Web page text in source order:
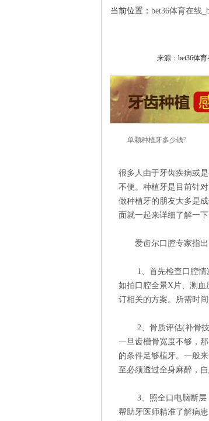
当前位置： bet36体育在线
来源：bet36体
单颗种植牙多少钱?
很多人由于牙齿疾病或
不便。种植牙是目前针
做种植牙的朋友大多是
面就一起来详细了解一下
爱齿尔口腔专家指出
1、首先检查口腔情况
如拍口腔全景X片、测血
订相关的方案。所需时
2、骨质评估(补骨技
一旦齿槽骨宽度不够，
的条件足够植牙。一般
至必须透过全身麻醉，
3、照全口电脑断层
帮助牙医师精准了解病